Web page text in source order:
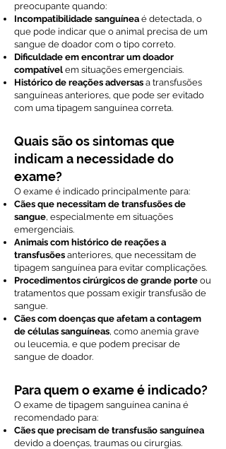
preocupante quando:
Incompatibilidade sanguínea é detectada, o
que pode indicar que o animal precisa de um
sangue de doador com o tipo correto.
Dificuldade em encontrar um doador
compatível em situações emergenciais.
Histórico de reações adversas a transfusões
sanguíneas anteriores, que pode ser evitado
com uma tipagem sanguínea correta.
Quais são os sintomas que
indicam a necessidade do
exame?
O exame é indicado principalmente para:
Cães que necessitam de transfusões de
sangue, especialmente em situações
emergenciais.
Animais com histórico de reações a
transfusões anteriores, que necessitam de
tipagem sanguínea para evitar complicações.
Procedimentos cirúrgicos de grande porte ou
tratamentos que possam exigir transfusão de
sangue.
Cães com doenças que afetam a contagem
de células sanguíneas, como anemia grave
ou leucemia, e que podem precisar de
sangue de doador.
Para quem o exame é indicado?
O exame de tipagem sanguínea canina é
recomendado para:
Cães que precisam de transfusão sanguínea
devido a doenças, traumas ou cirurgias.